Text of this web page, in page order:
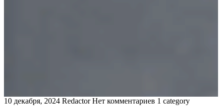
10 декабря, 2024 Redactor Нет комментариев 1 category